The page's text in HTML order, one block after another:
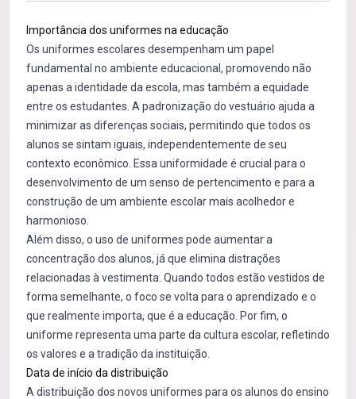
Importância dos uniformes na educação
Os uniformes escolares desempenham um papel
fundamental no ambiente educacional, promovendo não
apenas a identidade da escola, mas também a equidade
entre os estudantes. A padronização do vestuário ajuda a
minimizar as diferenças sociais, permitindo que todos os
alunos se sintam iguais, independentemente de seu
contexto econômico. Essa uniformidade é crucial para o
desenvolvimento de um senso de pertencimento e para a
construção de um ambiente escolar mais acolhedor e
harmonioso.
Além disso, o uso de uniformes pode aumentar a
concentração dos alunos, já que elimina distrações
relacionadas à vestimenta. Quando todos estão vestidos de
forma semelhante, o foco se volta para o aprendizado e o
que realmente importa, que é a educação. Por fim, o
uniforme representa uma parte da cultura escolar, refletindo
os valores e a tradição da instituição.
Data de início da distribuição
A distribuição dos novos uniformes para os alunos do ensino